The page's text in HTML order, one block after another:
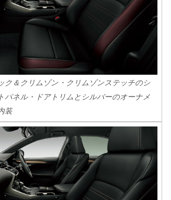
＆クリムゾン・クリムゾンステッチのシ
パネル・ドアトリムとシルバーのオーナメ
装